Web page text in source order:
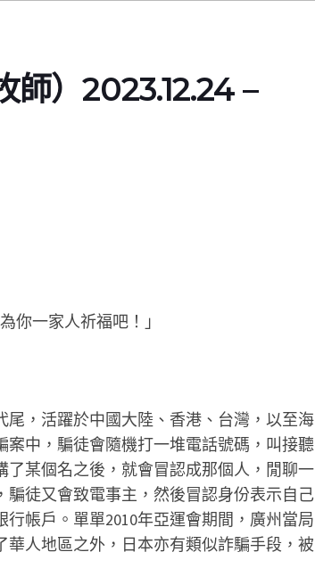
師）2023.12.24 –
你一家人祈福吧！」
尾，活躍於中國大陸、香港、台灣，以至海
中，騙徒會隨機打一堆電話號碼，叫接聽
某個名之後，就會冒認成那個人，閒聊一
徒又會致電事主，然後冒認身份表示自己
帳戶。單單2010年亞運會期間，廣州當局
華人地區之外，日本亦有類似詐騙手段，被